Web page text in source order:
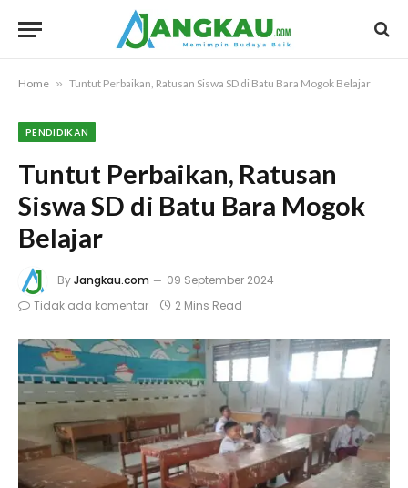
Home » Tuntut Perbaikan, Ratusan Siswa SD di Batu Bara Mogok Belajar
PENDIDIKAN
Tuntut Perbaikan, Ratusan
Siswa SD di Batu Bara Mogok
Belajar
ByJangkau.com
09 September 2024
Tidak ada komentar
2 Mins Read